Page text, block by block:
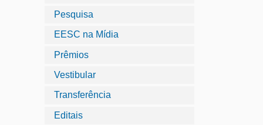
Pesquisa
EESC na Mídia
Prêmios
Vestibular
Transferência
Editais